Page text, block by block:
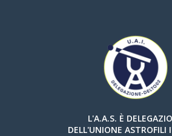
L'A.A.S. È
DELL'UNIONE ASTROFILI